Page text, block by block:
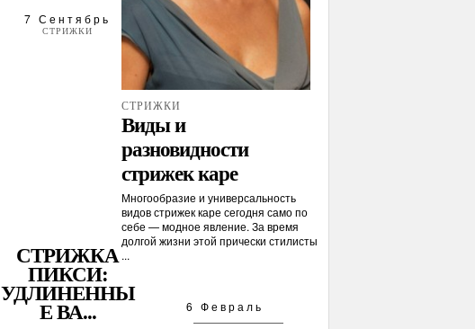
7 Сентябрь
СТРИЖКИ
СТРИЖКА
ПИКСИ:
УДЛИНЕННЫ
Е ВА...
СТРИЖКИ
Виды и
разновидности
стрижек каре
Многообразие и универсальность
видов стрижек каре сегодня само по
себе — модное явление. За время
долгой жизни этой прически стилисты
...
6 Февраль